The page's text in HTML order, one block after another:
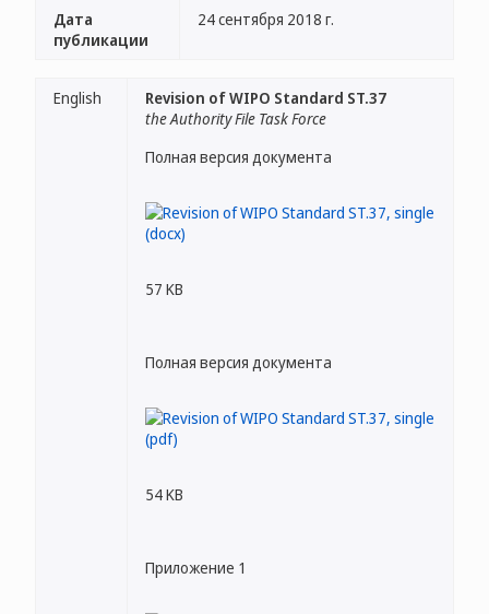
Дата
публикации
24 сентября 2018 г.
English
Revision of WIPO Standard ST.37
the Authority File Task Force
Полная версия документа
57 KB
Полная версия документа
54 KB
Приложение 1